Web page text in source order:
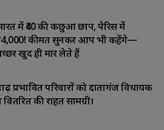
में ₹40 की कछुआ छाप, पेरिस में
कीमत सुनकर आप भी कहेंगे—
खुद ही मार लेते हैं
प्रभावित परिवारों को दातागंज विधायक
वितरित की राहत सामग्री।